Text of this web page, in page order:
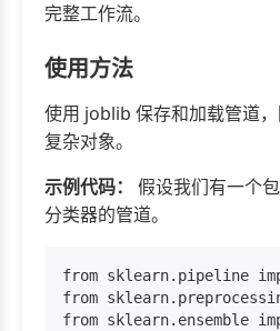
完整工作流。
使用方法
使用 joblib 保存和加载管道
复杂对象。
示例代码：
假设我们有一个
分类器的管道。
from sklearn.pipeline
from
from sklearn.ensemble